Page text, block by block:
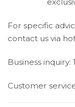
For specific
contact us via
Business inquiry:
Customer